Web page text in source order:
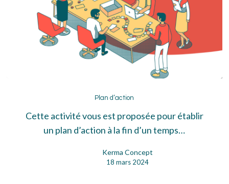
d’action
Plan d’action
Cette activité vous est proposée pour établir
un plan d’action à la fin d’un temps…
Kerma Concept
18 mars 2024